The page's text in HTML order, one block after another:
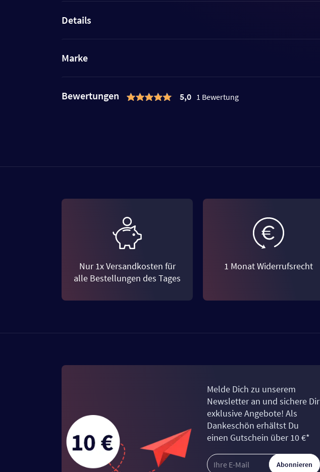
Details
Marke
Bewertungen 5,0 1 Bewertung
Nur 1x Versandkosten für
alle Bestellungen des Tages
1 Monat Widerrufsrecht
Melde Dich zu unserem
Newsletter an und sichere Dir
exklusive Angebote! Als
Dankeschön erhältst Du
einen Gutschein über 10 €*
Abonnieren